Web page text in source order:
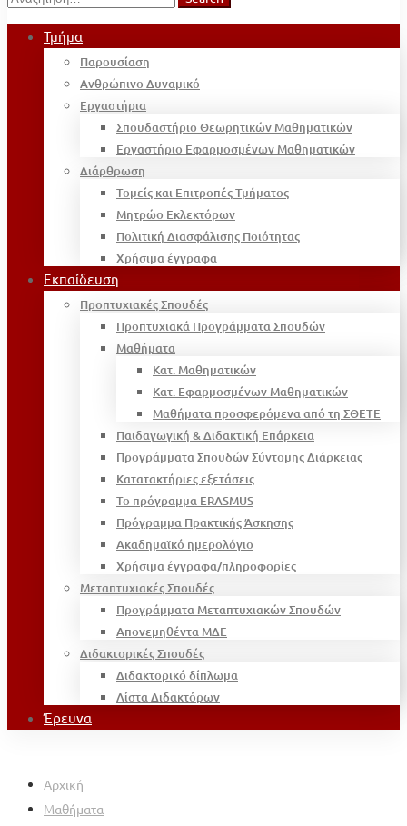
for:
Τμήμα
Παρουσίαση
Ανθρώπινο Δυναμικό
Εργαστήρια
Σπουδαστήριο Θεωρητικών Μαθηματικών
Εργαστήριο Εφαρμοσμένων Μαθηματικών
Διάρθρωση
Τομείς και Επιτροπές Τμήματος
Μητρώο Εκλεκτόρων
Πολιτική Διασφάλισης Ποιότητας
Χρήσιμα έγγραφα
Εκπαίδευση
Προπτυχιακές Σπουδές
Προπτυχιακά Προγράμματα Σπουδών
Μαθήματα
Κατ. Μαθηματικών
Κατ. Εφαρμοσμένων Μαθηματικών
Μαθήματα προσφερόμενα από τη ΣΘΕΤΕ
Παιδαγωγική & Διδακτική Επάρκεια
Προγράμματα Σπουδών Σύντομης Διάρκειας
Κατατακτήριες εξετάσεις
Το πρόγραμμα ERASMUS
Πρόγραμμα Πρακτικής Άσκησης
Ακαδημαϊκό ημερολόγιο
Χρήσιμα έγγραφα/πληροφορίες
Μεταπτυχιακές Σπουδές
Προγράμματα Μεταπτυχιακών Σπουδών
Απονεμηθέντα ΜΔΕ
Διδακτορικές Σπουδές
Διδακτορικό δίπλωμα
Λίστα Διδακτόρων
Έρευνα
Αρχική
Μαθήματα